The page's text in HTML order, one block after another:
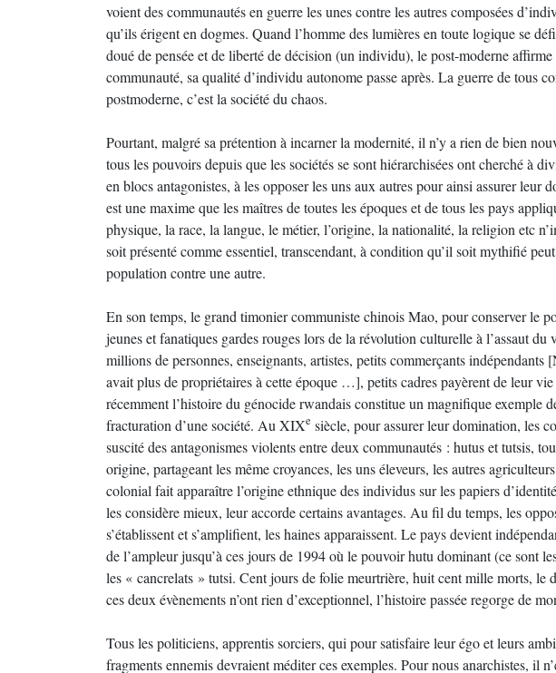
voient des communautés en guerre les unes contre les autres composées
qu’ils érigent en dogmes. Quand l’homme des lumières en toute logique se
doué de pensée et de liberté de décision (un individu), le post-moderne affirme
communauté, sa qualité d’individu autonome passe après. La guerre de tous
postmoderne, c’est la société du chaos.
Pourtant, malgré sa prétention à incarner la modernité, il n’y a rien de bien
tous les pouvoirs depuis que les sociétés se sont hiérarchisées ont cherché à
en blocs antagonistes, à les opposer les uns aux autres pour ainsi assurer
est une maxime que les maîtres de toutes les époques et de tous les pays
physique, la race, la langue, le métier, l’origine, la nationalité, la religion etc
soit présenté comme essentiel, transcendant, à condition qu’il soit mythifié
population contre une autre.
En son temps, le grand timonier communiste chinois Mao, pour conserver le
jeunes et fanatiques gardes rouges lors de la révolution culturelle à l’assaut
millions de personnes, enseignants, artistes, petits commerçants indépendants
avait plus de propriétaires à cette époque …], petits cadres payèrent de leur
récemment l’histoire du génocide rwandais constitue un magnifique exemple
fracturation d’une société. Au XIXe siècle, pour assurer leur domination, les
suscité des antagonismes violents entre deux communautés : hutus et tutsis,
origine, partageant les même croyances, les uns éleveurs, les autres
colonial fait apparaître l’origine ethnique des individus sur les papiers
les considère mieux, leur accorde certains avantages. Au fil du temps, les
s’établissent et s’amplifient, les haines apparaissent. Le pays devient
de l’ampleur jusqu’à ces jours de 1994 où le pouvoir hutu dominant (ce sont
les « cancrelats » tutsi. Cent jours de folie meurtrière, huit cent mille morts, le
ces deux évènements n’ont rien d’exceptionnel, l’histoire passée regorge de
Tous les politiciens, apprentis sorciers, qui pour satisfaire leur égo et leurs
fragments ennemis devraient méditer ces exemples. Pour nous anarchistes, il